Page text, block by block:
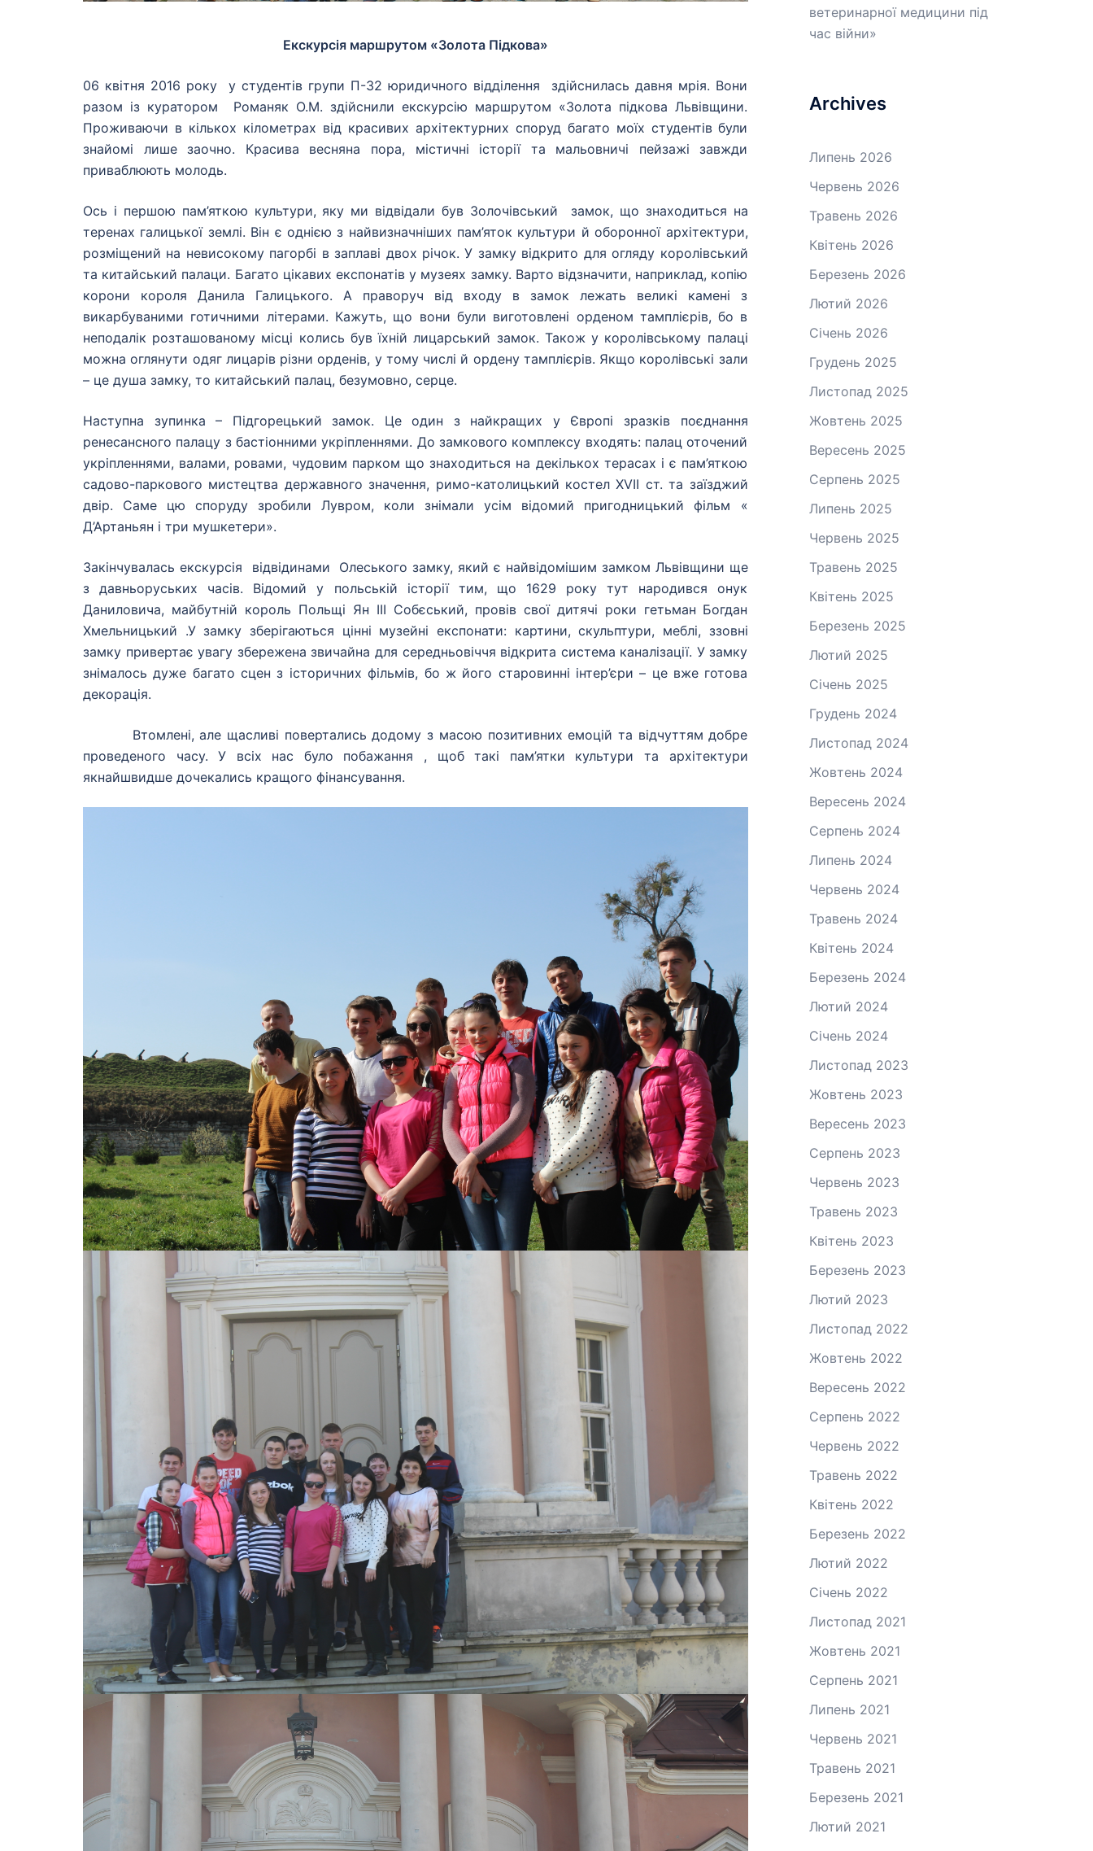
Екскурсія маршрутом «Золота Підкова»
06 квітня 2016 року у студентів групи П-32 юридичного відділення здійснилась давня мрія. Вони
разом із куратором Романяк О.М. здійснили екскурсію маршрутом «Золота підкова Львівщини.
Проживаючи в кількох кілометрах від красивих архітектурних споруд багато моїх студентів були
знайомі лише заочно. Красива весняна пора, містичні історії та мальовничі пейзажі завжди
приваблюють молодь.
Ось і першою пам’яткою культури, яку ми відвідали був Золочівський замок, що знаходиться на
теренах галицької землі. Він є однією з найвизначніших пам’яток культури й оборонної архітектури,
розміщений на невисокому пагорбі в заплаві двох річок. У замку відкрито для огляду королівський
та китайський палаци. Багато цікавих експонатів у музеях замку. Варто відзначити, наприклад, копію
корони короля Данила Галицького. А праворуч від входу в замок лежать великі камені з
викарбуваними готичними літерами. Кажуть, що вони були виготовлені орденом тамплієрів, бо в
неподалік розташованому місці колись був їхній лицарський замок. Також у королівському палаці
можна оглянути одяг лицарів різни орденів, у тому числі й ордену тамплієрів. Якщо королівські зали
– це душа замку, то китайський палац, безумовно, серце.
Наступна зупинка – Підгорецький замок. Це один з найкращих у Європі зразків поєднання
ренесансного палацу з бастіонними укріпленнями. До замкового комплексу входять: палац оточений
укріпленнями, валами, ровами, чудовим парком що знаходиться на декількох терасах і є пам’яткою
садово-паркового мистецтва державного значення, римо-католицький костел XVІІ ст. та заїзджий
двір. Саме цю споруду зробили Лувром, коли знімали усім відомий пригодницький фільм «
Д’Артаньян і три мушкетери».
Закінчувалась екскурсія відвідинами Олеського замку, який є найвідомішим замком Львівщини ще
з давньоруських часів. Відомий у польській історії тим, що 1629 року тут народився онук
Даниловича, майбутній король Польщі Ян ІІІ Собєський, провів свої дитячі роки гетьман Богдан
Хмельницький .У замку зберігаються цінні музейні експонати: картини, скульптури, меблі, ззовні
замку привертає увагу збережена звичайна для середньовіччя відкрита система каналізації. У замку
знімалось дуже багато сцен з історичних фільмів, бо ж його старовинні інтер’єри – це вже готова
декорація.
Втомлені, але щасливі повертались додому з масою позитивних емоцій та відчуттям добре
проведеного часу. У всіх нас було побажання , щоб такі пам’ятки культури та архітектури
якнайшвидше дочекались кращого фінансування.
ветеринарної медицини під
час війни»
Archives
Липень 2026
Червень 2026
Травень 2026
Квітень 2026
Березень 2026
Лютий 2026
Січень 2026
Грудень 2025
Листопад 2025
Жовтень 2025
Вересень 2025
Серпень 2025
Липень 2025
Червень 2025
Травень 2025
Квітень 2025
Березень 2025
Лютий 2025
Січень 2025
Грудень 2024
Листопад 2024
Жовтень 2024
Вересень 2024
Серпень 2024
Липень 2024
Червень 2024
Травень 2024
Квітень 2024
Березень 2024
Лютий 2024
Січень 2024
Листопад 2023
Жовтень 2023
Вересень 2023
Серпень 2023
Червень 2023
Травень 2023
Квітень 2023
Березень 2023
Лютий 2023
Листопад 2022
Жовтень 2022
Вересень 2022
Серпень 2022
Червень 2022
Травень 2022
Квітень 2022
Березень 2022
Лютий 2022
Січень 2022
Листопад 2021
Жовтень 2021
Серпень 2021
Липень 2021
Червень 2021
Травень 2021
Березень 2021
Лютий 2021